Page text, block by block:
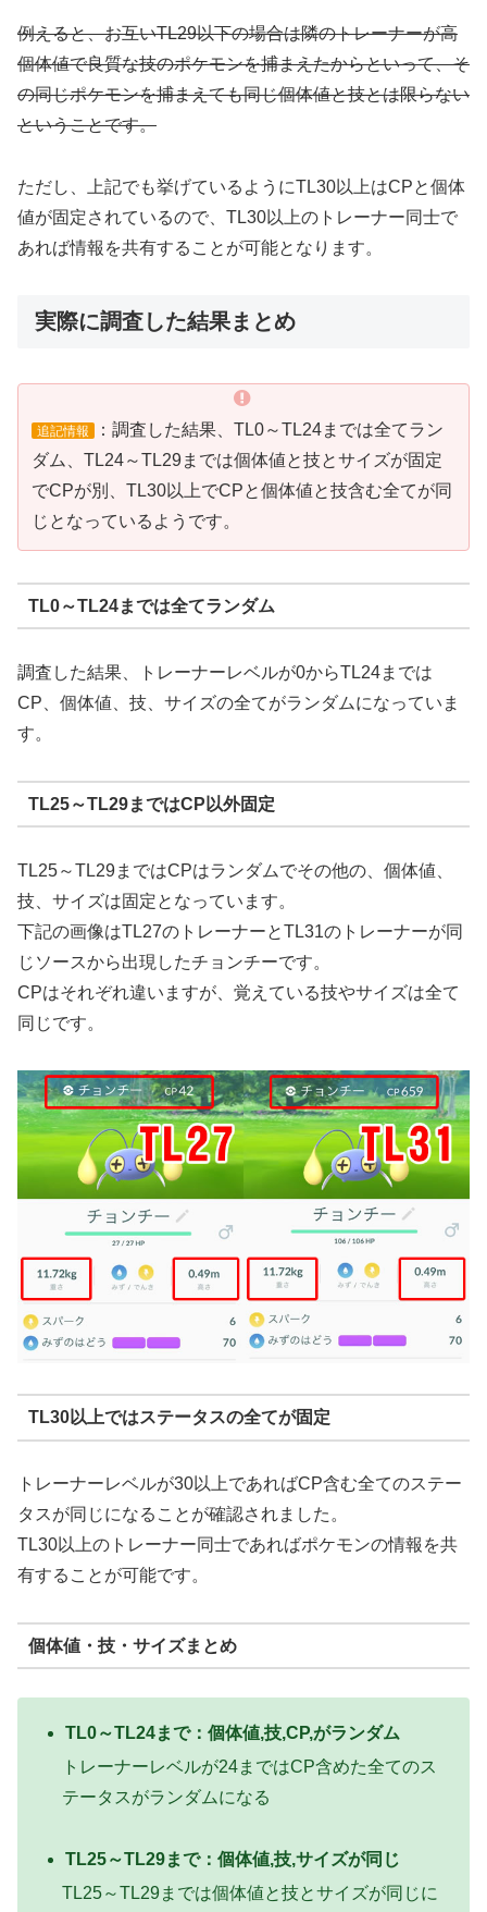
例えると、お互いTL29以下の場合は隣のトレーナーが高
個体値で良質な技のポケモンを捕まえたからといって、そ
の同じポケモンを捕まえても同じ個体値と技とは限らない
ということです。
ただし、上記でも挙げているようにTL30以上はCPと個体
値が固定されているので、TL30以上のトレーナー同士で
あれば情報を共有することが可能となります。
実際に調査した結果まとめ
追記情報
：調査した結果、TL0～TL24までは全てラン
ダム、TL24～TL29までは個体値と技とサイズが固定
でCPが別、TL30以上でCPと個体値と技含む全てが同
じとなっているようです。
TL0～TL24までは全てランダム
調査した結果、トレーナーレベルが0からTL24までは
CP、個体値、技、サイズの全てがランダムになっていま
す。
TL25～TL29まではCP以外固定
TL25～TL29まではCPはランダムでその他の、個体値、
技、サイズは固定となっています。
下記の画像はTL27のトレーナーとTL31のトレーナーが同
じソースから出現したチョンチーです。
CPはそれぞれ違いますが、覚えている技やサイズは全て
同じです。
TL30以上ではステータスの全てが固定
トレーナーレベルが30以上であればCP含む全てのステー
タスが同じになることが確認されました。
TL30以上のトレーナー同士であればポケモンの情報を共
有することが可能です。
個体値・技・サイズまとめ
TL0～TL24まで：個体値,技,CP,がランダム
トレーナーレベルが24まではCP含めた全てのス
テータスがランダムになる
TL25～TL29まで：個体値,技,サイズが同じ
TL25～TL29までは個体値と技とサイズが同じに